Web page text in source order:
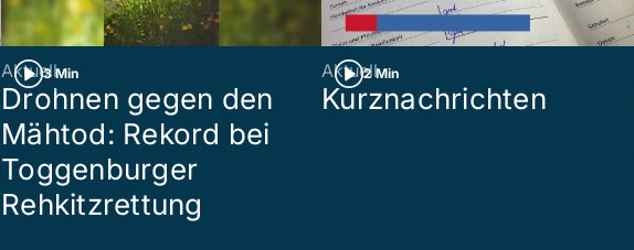
3 Min
Aktuell
Drohnen gegen den
Mähtod: Rekord bei
Toggenburger
Rehkitzrettung
2 Min
Aktuell
Kurznachrichten